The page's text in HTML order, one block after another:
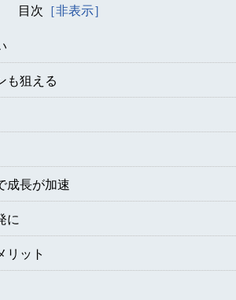
目次
も狙える
成長が加速
に
リット